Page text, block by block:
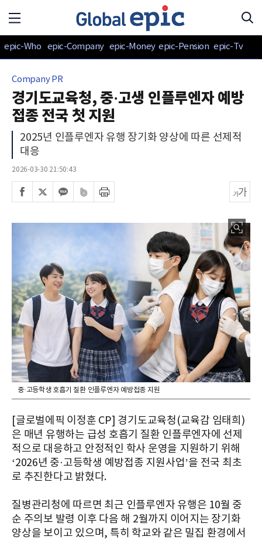
epic-Who epic-Company epic-Money epic-Pension epic-Tv
Company PR
경기도교육청, 중·고생 인플루엔자 예방
접종 전국 첫 지원
2025년 인플루엔자 유행 장기화 양상에 따른 선제적
대응
2026-03-30 21:50:43
중·고등학생 호흡기 질환 인플루엔자 예방접종 지원
[글로벌에픽 이정훈 CP] 경기도교육청(교육감 임태희)
은 매년 유행하는 급성 호흡기 질환 인플루엔자에 선제
적으로 대응하고 안정적인 학사 운영을 지원하기 위해
‘2026년 중·고등학생 예방접종 지원사업’을 전국 최초
로 추진한다고 밝혔다.
질병관리청에 따르면 최근 인플루엔자 유행은 10월 중
순 주의보 발령 이후 다음 해 2월까지 이어지는 장기화
양상을 보이고 있으며, 특히 학교와 같은 밀집 환경에서